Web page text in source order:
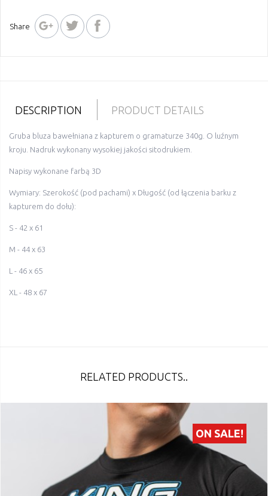
Share
DESCRIPTION PRODUCT DETAILS
Gruba bl uza bawełniana z kapturem o gramaturze 340g. O luźnym
kroju. Nadruk wykonany wysokiej jakości sitodrukiem.
Napisy wykonane farbą 3D
Wymiary: Szerokość (pod pachami) x Długość (od łączenia barku z
kapturem do dołu):
S - 42 x 61
M - 44 x 63
L - 46 x 65
XL - 48 x 67
RELATED PRODUCTS..
ON SALE!